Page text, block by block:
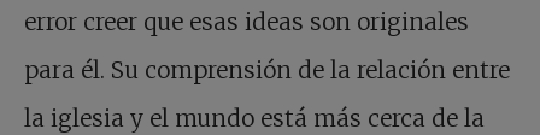
error creer que esas ideas son originales
para él. Su comprensión de la relación entre
la iglesia y el mundo está más cerca de la